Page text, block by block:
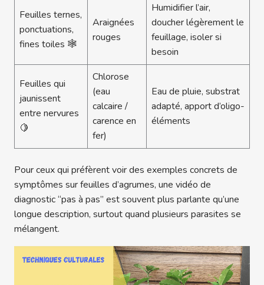
Feuilles ternes,
ponctuations,
fines toiles 🕸️
Araignées
rouges
Humidifier l’air,
doucher légèrement le
feuillage, isoler si
besoin
Feuilles qui
jaunissent
entre nervures
🍋
Chlorose
(eau
calcaire /
carence en
fer)
Eau de pluie, substrat
adapté, apport d’oligo-
éléments
Pour ceux qui préfèrent voir des exemples concrets de
symptômes sur feuilles d’agrumes, une vidéo de
diagnostic “pas à pas” est souvent plus parlante qu’une
longue description, surtout quand plusieurs parasites se
mélangent.